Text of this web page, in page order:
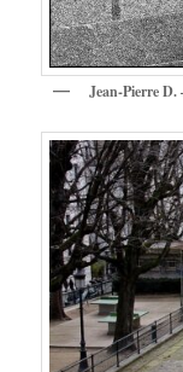
Jean-Pierre